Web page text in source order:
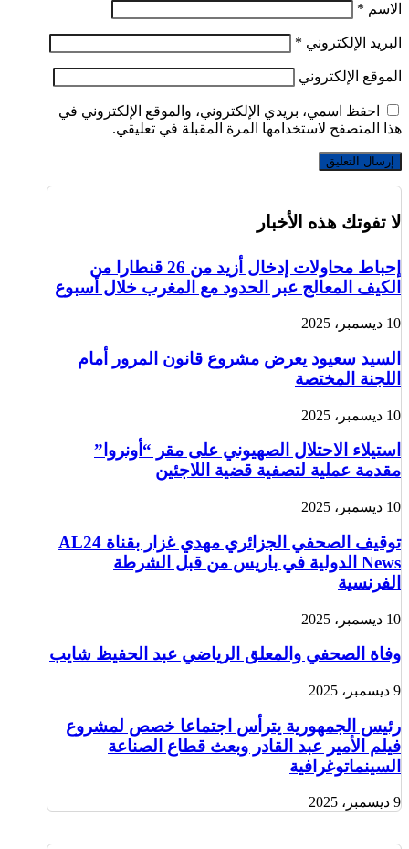
الاسم *
البريد الإلكتروني *
الموقع الإلكتروني
احفظ اسمي، بريدي الإلكتروني، والموقع الإلكتروني في
هذا المتصفح لاستخدامها المرة المقبلة في تعليقي.
لا تفوتك هذه الأخبار
إحباط محاولات إدخال أزيد من 26 قنطارا من
الكيف المعالج عبر الحدود مع المغرب خلال أسبوع
10 ديسمبر، 2025
السيد سعيود يعرض مشروع قانون المرور أمام
اللجنة المختصة
10 ديسمبر، 2025
استيلاء الاحتلال الصهيوني على مقر “أونروا”
مقدمة عملية لتصفية قضية اللاجئين
10 ديسمبر، 2025
توقيف الصحفي الجزائري مهدي غزار بقناة AL24
News الدولية في باريس من قبل الشرطة
الفرنسية
10 ديسمبر، 2025
وفاة الصحفي والمعلق الرياضي عبد الحفيظ شايب
9 ديسمبر، 2025
رئيس الجمهورية يترأس اجتماعا خصص لمشروع
فيلم الأمير عبد القادر وبعث قطاع الصناعة
السينماتوغرافية
9 ديسمبر، 2025